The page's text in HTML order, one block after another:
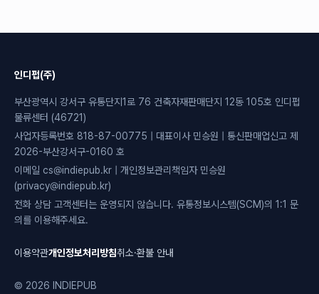
인디펍(주)
부산광역시 강서구 유통단지1로 76 건축자재판매단지 12동 105호 인디펍
물류센터 (46721)
사업자등록번호 818-87-00775 | 대표이사 민승원 | 통신판매업신고 제
2026-부산강서구-0160 호
이메일 cs@indiepub.kr | 개인정보관리책임자 민승원
(privacy@indiepub.kr)
전화 상담 고객센터는 운영되지 않습니다. 유통정보시스템(SCM)의 1:1 문
의를 이용해주세요.
이용약관개인정보처리방침취소·환불 안내
© 2026 INDIEPUB